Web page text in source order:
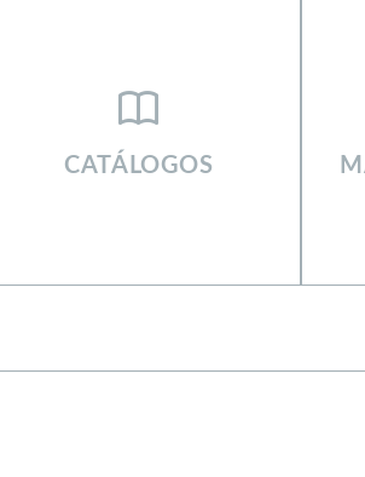
CATÁLOGOS